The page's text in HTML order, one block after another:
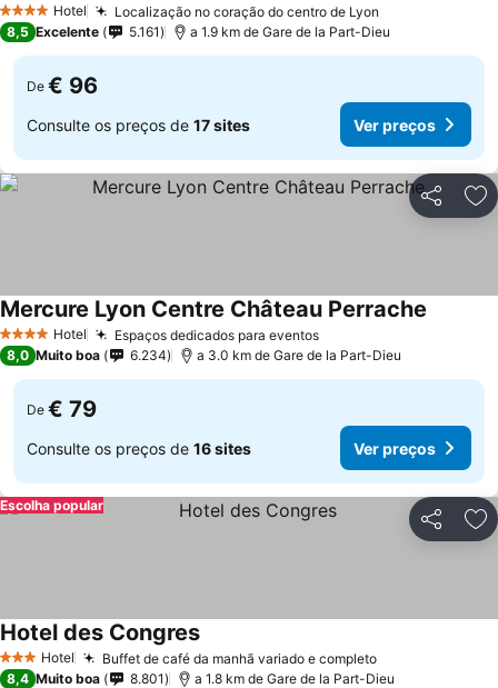
4 EstrelasHotel
Localização no coração do centro de Lyon
8,5 Excelente 5.161 a 1.9 km de Gare de la Part-Dieu
De € 96
Consulte os preços de 17 sites Ver preços
Partilhar
4 EstrelasHotel Espaços dedicados para eventos
Mercure Lyon Centre Château Perrache
8,0 Muito boa 6.234 a 3.0 km de Gare de la Part-Dieu
De € 79
Consulte os preços de 16 sites Ver preços
Partilhar
Escolha popular
3 EstrelasHotel Buffet de café da manhã variado e completo
Hotel des Congres
8,4 Muito boa 8.801 a 1.8 km de Gare de la Part-Dieu